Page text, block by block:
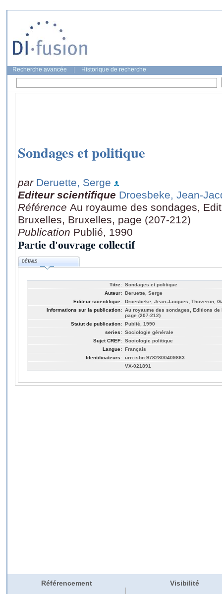
Recherche avancée Historique de recherche
Sondages et politique
par Deruette, Serge
Editeur scientifique Droesbeke, Jean-
Référence Au royaume des sondages,
Bruxelles, Bruxelles, page (207-212)
Publication Publié, 1990
Partie d'ouvrage collectif
DÉTAILS
Titre: Sondages et politique
Auteur: Deruette, Serge
Editeur scientifique: Droesbeke, Jean-Jacques; Thoveron,
Informations sur la publication: Au royaume des sondages, Editions
page (207-212)
Statut de publication: Publié, 1990
series: Sociologie générale
Sujet CREF: Sociologie politique
Langue: Français
Identificateurs: urn:isbn:9782800409863
VX-021891
Référencement Visibilité